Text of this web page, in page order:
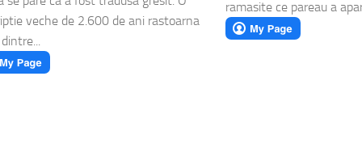
veche de 2.600 de ani rastoarna
ramasite ce pareau a